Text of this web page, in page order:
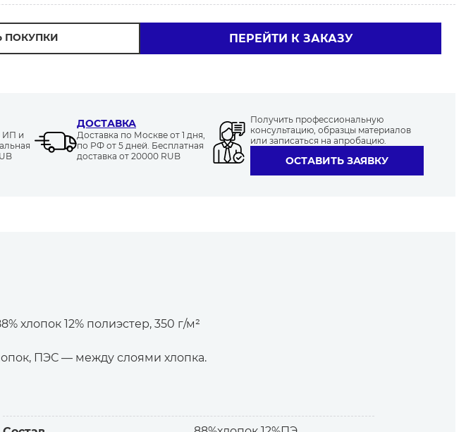
4174
2045
ПОКУПКИ ПЕРЕЙТИ К ЗАКАЗУ
ИП и
ДОСТАВКА
Доставка по Москве от 1 дня,
по РФ от 5 дней. Бесплатная
доставка от 20000 RUB
Получить профессиональную
консультацию, образцы материалов
или записаться на апробацию.
ОСТАВИТЬ ЗАЯВКУ
хлопок 12% полиэстер, 350 г/м²
ПЭС — между слоями хлопка.
и другой одежды повышенного комфорта.